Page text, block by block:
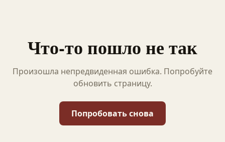
Что-то пошло не так
Произошла непредвиденная ошибка. Попробуйте
обновить страницу.
Попробовать снова